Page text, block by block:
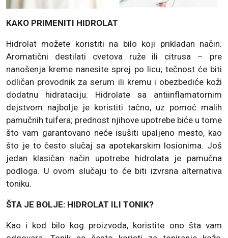
KAKO PRIMENITI HIDROLAT
Hidrolat možete koristiti na bilo koji prikladan način.
Aromatični destilati cvetova ruže ili citrusa – pre
nanošenja kreme nanesite sprej po licu; tečnost će biti
odličan provodnik za serum ili kremu i obezbediće koži
dodatnu hidrataciju. Hidrolate sa antiinflamatornim
dejstvom najbolje je koristiti tačno, uz pomoć malih
pamučnih tuifera; prednost njihove upotrebe biće u tome
što vam garantovano neće isušiti upaljeno mesto, kao
što je to često slučaj sa apotekarskim losionima. Još
jedan klasičan način upotrebe hidrolata je pamučna
podloga. U ovom slučaju to će biti izvrsna alternativa
toniku.
ŠTA JE BOLJE: HIDROLAT ILI TONIK?
Kao i kod bilo kog proizvoda, koristite ono šta vam